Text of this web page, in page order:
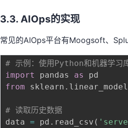
3.3. AIOps的实现
常见的AIOps平台有Moogsoft、
# 示例：使用Python和机器学习
import
pandas as
from sklearn . linear_model
# 读取历史数据
data = pd . read_csv (